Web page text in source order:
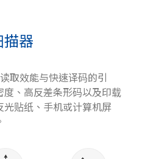
描器
取效能与快速译码的引
、高反差条形码以及印载
贴纸、手机或计算机屏